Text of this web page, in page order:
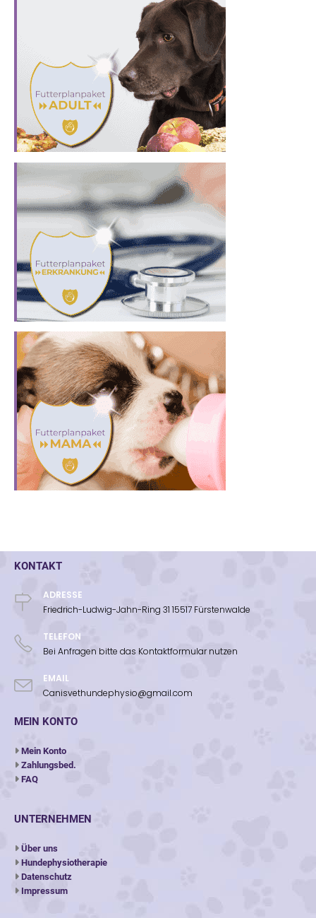
KONTAKT
ADRESSE
Friedrich-Ludwig-Jahn-Ring 31 15517 Fürstenwalde
TELEFON
Bei Anfragen bitte das Kontaktformular nutzen
EMAIL
Canisvethundephysio@gmail.com
MEIN KONTO
Mein Konto
Zahlungsbed.
FAQ
UNTERNEHMEN
Über uns
Hundephysiotherapie
Datenschutz
Impressum